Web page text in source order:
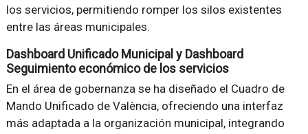
los servicios, permitiendo romper los silos existentes
entre las áreas municipales.
Dashboard Unificado Municipal y Dashboard
Seguimiento económico de los servicios
En el área de gobernanza se ha diseñado el Cuadro de
Mando Unificado de València, ofreciendo una interfaz
más adaptada a la organización municipal, integrando